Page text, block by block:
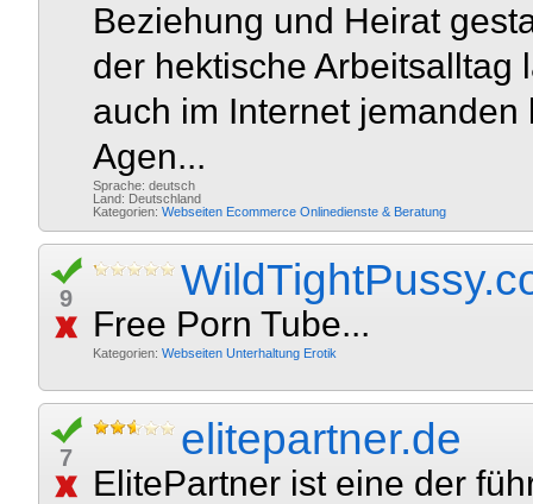
Beziehung und Heirat
der hektische Arbeitsalltag
auch im Internet
Agen...
Sprache: deutsch
Land: Deutschland
Kategorien: Webseiten Ecommerce Onlinedienste & Beratung
9
Free Porn Tube...
Kategorien: Webseiten Unterhaltung Erotik
7 elitepartner.de
ElitePartner ist eine der